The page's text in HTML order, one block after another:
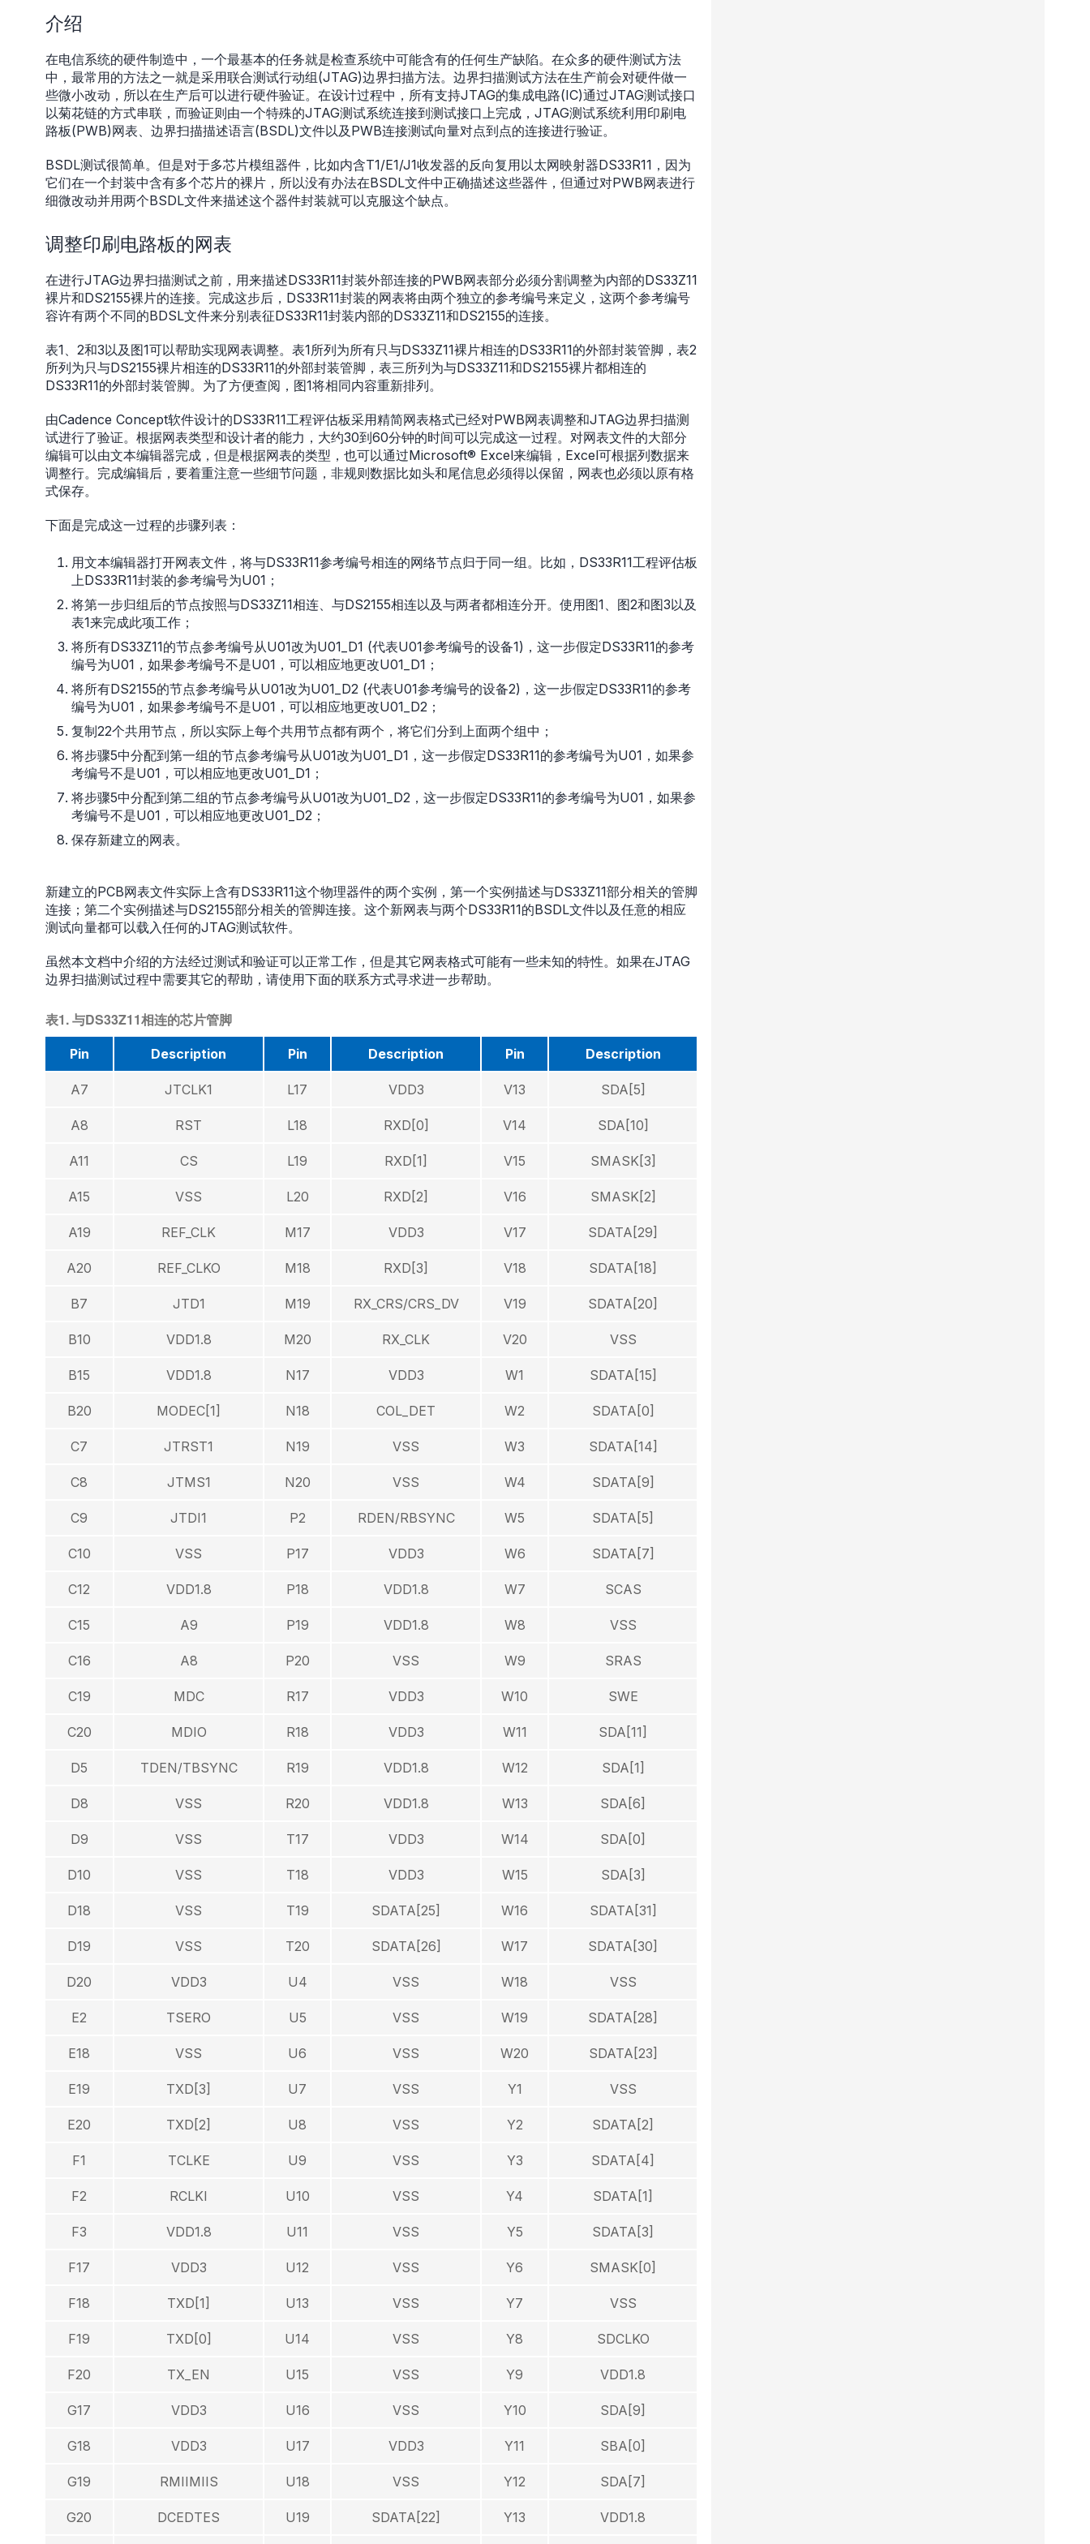
介绍
在电信系统的硬件制造中，一个最基本的任务就是检查系统中可能含有的任何生产缺陷。在众多的硬件测试方法
中，最常用的方法之一就是采用联合测试行动组(JTAG)边界扫描方法。边界扫描测试方法在生产前会对硬件做一
些微小改动，所以在生产后可以进行硬件验证。在设计过程中，所有支持JTAG的集成电路(IC)通过JTAG测试接口
以菊花链的方式串联，而验证则由一个特殊的JTAG测试系统连接到测试接口上完成，JTAG测试系统利用印刷电
路板(PWB)网表、边界扫描描述语言(BSDL)文件以及PWB连接测试向量对点到点的连接进行验证。
BSDL测试很简单。但是对于多芯片模组器件，比如内含T1/E1/J1收发器的反向复用以太网映射器DS33R11，因为
它们在一个封装中含有多个芯片的裸片，所以没有办法在BSDL文件中正确描述这些器件，但通过对PWB网表进行
细微改动并用两个BSDL文件来描述这个器件封装就可以克服这个缺点。
调整印刷电路板的网表
在进行JTAG边界扫描测试之前，用来描述DS33R11封装外部连接的PWB网表部分必须分割调整为内部的DS33Z11
裸片和DS2155裸片的连接。完成这步后，DS33R11封装的网表将由两个独立的参考编号来定义，这两个参考编号
容许有两个不同的BDSL文件来分别表征DS33R11封装内部的DS33Z11和DS2155的连接。
表1、2和3以及图1可以帮助实现网表调整。表1所列为所有只与DS33Z11裸片相连的DS33R11的外部封装管脚，表2
所列为只与DS2155裸片相连的DS33R11的外部封装管脚，表三所列为与DS33Z11和DS2155裸片都相连的
DS33R11的外部封装管脚。为了方便查阅，图1将相同内容重新排列。
由Cadence Concept软件设计的DS33R11工程评估板采用精简网表格式已经对PWB网表调整和JTAG边界扫描测
试进行了验证。根据网表类型和设计者的能力，大约30到60分钟的时间可以完成这一过程。对网表文件的大部分
编辑可以由文本编辑器完成，但是根据网表的类型，也可以通过Microsoft® Excel来编辑，Excel可根据列数据来
调整行。完成编辑后，要着重注意一些细节问题，非规则数据比如头和尾信息必须得以保留，网表也必须以原有格
式保存。
下面是完成这一过程的步骤列表：
用文本编辑器打开网表文件，将与DS33R11参考编号相连的网络节点归于同一组。比如，DS33R11工程评估板
上DS33R11封装的参考编号为U01；
将第一步归组后的节点按照与DS33Z11相连、与DS2155相连以及与两者都相连分开。使用图1、图2和图3以及
表1来完成此项工作；
将所有DS33Z11的节点参考编号从U01改为U01_D1 (代表U01参考编号的设备1)，这一步假定DS33R11的参考
编号为U01，如果参考编号不是U01，可以相应地更改U01_D1；
将所有DS2155的节点参考编号从U01改为U01_D2 (代表U01参考编号的设备2)，这一步假定DS33R11的参考
编号为U01，如果参考编号不是U01，可以相应地更改U01_D2；
复制22个共用节点，所以实际上每个共用节点都有两个，将它们分到上面两个组中；
将步骤5中分配到第一组的节点参考编号从U01改为U01_D1，这一步假定DS33R11的参考编号为U01，如果参
考编号不是U01，可以相应地更改U01_D1；
将步骤5中分配到第二组的节点参考编号从U01改为U01_D2，这一步假定DS33R11的参考编号为U01，如果参
考编号不是U01，可以相应地更改U01_D2；
保存新建立的网表。
新建立的PCB网表文件实际上含有DS33R11这个物理器件的两个实例，第一个实例描述与DS33Z11部分相关的管脚
连接；第二个实例描述与DS2155部分相关的管脚连接。这个新网表与两个DS33R11的BSDL文件以及任意的相应
测试向量都可以载入任何的JTAG测试软件。
虽然本文档中介绍的方法经过测试和验证可以正常工作，但是其它网表格式可能有一些未知的特性。如果在JTAG
边界扫描测试过程中需要其它的帮助，请使用下面的联系方式寻求进一步帮助。
表1. 与DS33Z11相连的芯片管脚
Pin Description Pin Description Pin Description
A7 JTCLK1 L17 VDD3 V13 SDA[5]
A8 RST L18 RXD[0] V14 SDA[10]
A11 CS L19 RXD[1] V15 SMASK[3]
A15 VSS L20 RXD[2] V16 SMASK[2]
A19 REF_CLK M17 VDD3 V17 SDATA[29]
A20 REF_CLKO M18 RXD[3] V18 SDATA[18]
B7 JTD1 M19 RX_CRS/CRS_DV V19 SDATA[20]
B10 VDD1.8 M20 RX_CLK V20 VSS
B15 VDD1.8 N17 VDD3 W1 SDATA[15]
B20 MODEC[1] N18 COL_DET W2 SDATA[0]
C7 JTRST1 N19 VSS W3 SDATA[14]
C8 JTMS1 N20 VSS W4 SDATA[9]
C9 JTDI1 P2 RDEN/RBSYNC W5 SDATA[5]
C10 VSS P17 VDD3 W6 SDATA[7]
C12 VDD1.8 P18 VDD1.8 W7 SCAS
C15 A9 P19 VDD1.8 W8 VSS
C16 A8 P20 VSS W9 SRAS
C19 MDC R17 VDD3 W10 SWE
C20 MDIO R18 VDD3 W11 SDA[11]
D5 TDEN/TBSYNC R19 VDD1.8 W12 SDA[1]
D8 VSS R20 VDD1.8 W13 SDA[6]
D9 VSS T17 VDD3 W14 SDA[0]
D10 VSS T18 VDD3 W15 SDA[3]
D18 VSS T19 SDATA[25] W16 SDATA[31]
D19 VSS T20 SDATA[26] W17 SDATA[30]
D20 VDD3 U4 VSS W18 VSS
E2 TSERO U5 VSS W19 SDATA[28]
E18 VSS U6 VSS W20 SDATA[23]
E19 TXD[3] U7 VSS Y1 VSS
E20 TXD[2] U8 VSS Y2 SDATA[2]
F1 TCLKE U9 VSS Y3 SDATA[4]
F2 RCLKI U10 VSS Y4 SDATA[1]
F3 VDD1.8 U11 VSS Y5 SDATA[3]
F17 VDD3 U12 VSS Y6 SMASK[0]
F18 TXD[1] U13 VSS Y7 VSS
F19 TXD[0] U14 VSS Y8 SDCLKO
F20 TX_EN U15 VSS Y9 VDD1.8
G17 VDD3 U16 VSS Y10 SDA[9]
G18 VDD3 U17 VDD3 Y11 SBA[0]
G19 RMIIMIIS U18 VSS Y12 SDA[7]
G20 DCEDTES U19 SDATA[22] Y13 VDD1.8